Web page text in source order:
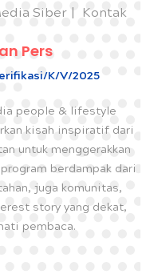
Siber Kontak
Pers
K/V/2025
people & lifestyle
kisah inspiratif dari
untuk menggerakkan
berdampak dari
juga komunitas,
story yang dekat,
pembaca.